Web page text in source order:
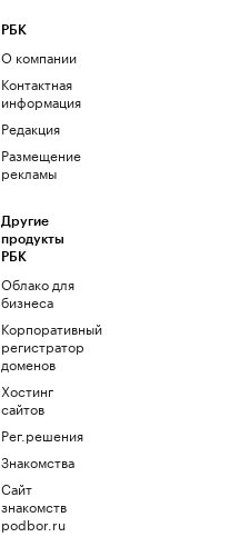
РБК
О компании
Контактная
информация
Редакция
Размещение
рекламы
Другие
продукты
РБК
Облако для
бизнеса
Корпоративный
регистратор
доменов
Хостинг
сайтов
Рег.решения
Знакомства
Сайт
знакомств
podbor.ru